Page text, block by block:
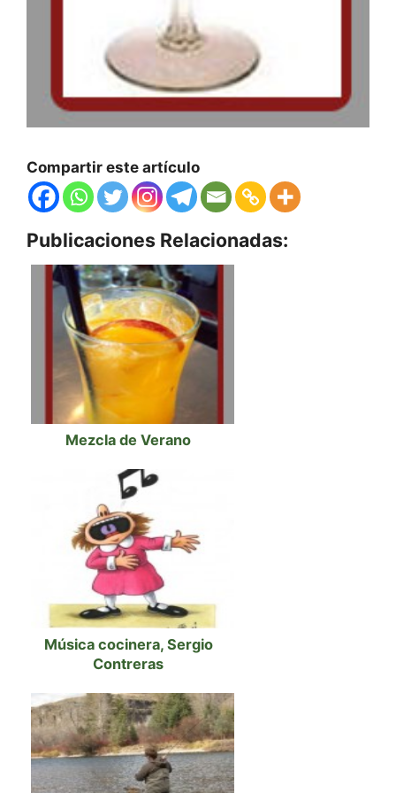
Compartir este artículo
Publicaciones Relacionadas:
Mezcla de Verano
Música cocinera, Sergio
Contreras